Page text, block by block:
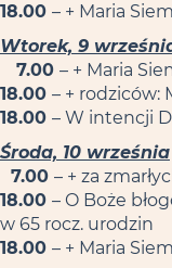
18.00 – + Maria
Wtorek, 9
7.00 – + Maria
18.00 – + rodziców:
18.00 – W intencji
Środa, 10 września
7.00 – + za
18.00 – O Boże
w 65 rocz. urodzin
18.00 – + Maria